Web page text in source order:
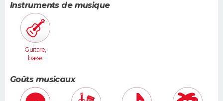
Instruments de musique
Guitare,
basse
Goûts musicaux